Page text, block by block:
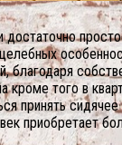
достаточно
благодаря
кроме того в
принять
приобретает